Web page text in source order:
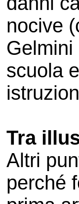
nocive
scuola
Tra
Altri
perché